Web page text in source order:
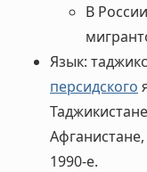
В
Язык:
персидского
1990-е.